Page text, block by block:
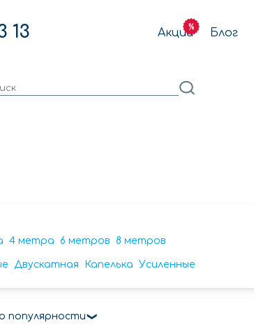
13 Акции Блог
4 метра 6 метров 8 метров
Двускатная Капелька Усиленные
популярности